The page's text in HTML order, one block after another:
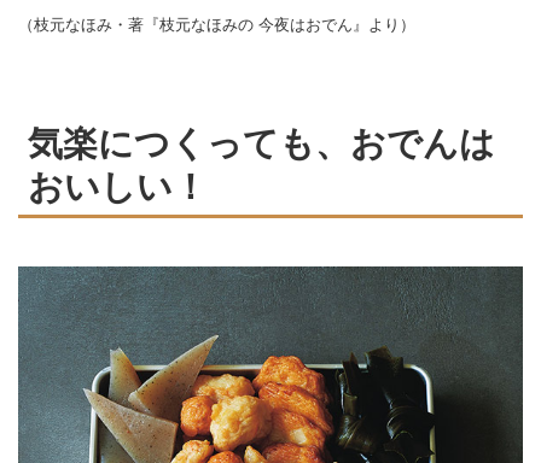
（枝元なほみ・著『枝元なほみの 今夜はおでん』より）
気楽につくっても、おでんは
おいしい！